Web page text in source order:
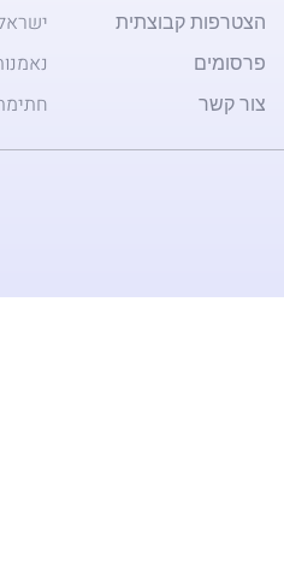
הצטרפות קבוצתית
פרסומים
צור קשר
ישראל 2022 עובדות הרווחה לא